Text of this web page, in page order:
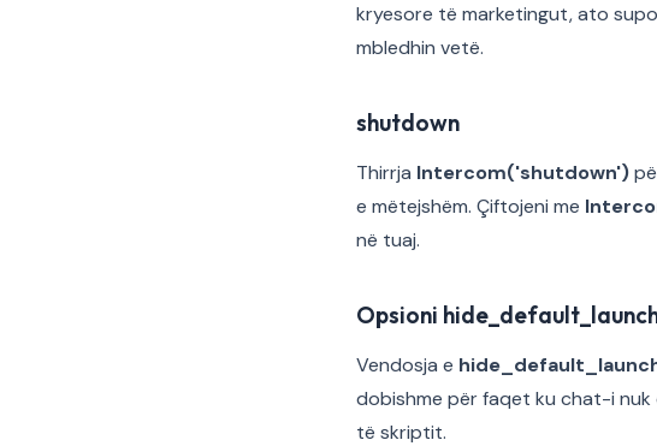
kryesore të marketingut, ato
mbledhin vetë.
shutdown
Thirrja Intercom('shutdown')
e mëtejshëm. Çiftojeni me
në tuaj.
Opsioni
Vendosja e
dobishme për faqet ku chat-i
të skriptit.